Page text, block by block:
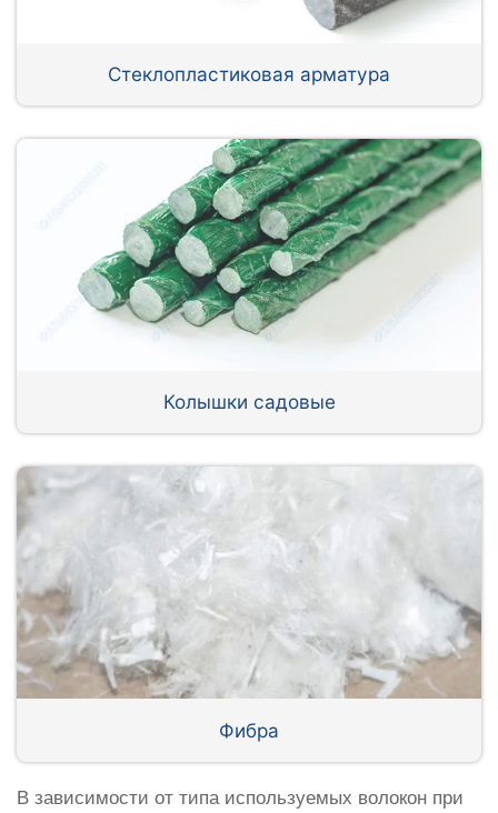
Стеклопластиковая арматура
Колышки садовые
Фибра
В зависимости от типа используемых волокон при